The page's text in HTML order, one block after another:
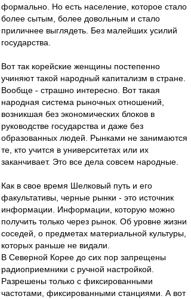
формально. Но есть население, которое стало
более сытым, более довольным и стало
приличнее выглядеть. Без малейших усилий
государства.
Вот так корейские женщины постепенно
учиняют такой народный капитализм в стране.
Вообще - страшно интересно. Вот такая
народная система рыночных отношений,
возникшая без экономических блоков в
руководстве государства и даже без
образованных людей. Рынками не занимаются
те, кто учится в университетах или их
заканчивает. Это все дела совсем народные.
Как в свое время Шелковый путь и его
факультативы, черные рынки - это источник
информации. Информации, которую можно
получить только через рынок. Об уровне жизни
соседей, о предметах материальной культуры,
которых раньше не видали.
В Северной Корее до сих пор запрещены
радиоприемники с ручной настройкой.
Разрешены только с фиксированными
частотами, фиксированными станциями. А вот